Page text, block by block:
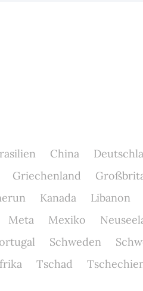
China
Griechenland
Kanada Libanon
Meta Mexiko
Schweden
Tschad